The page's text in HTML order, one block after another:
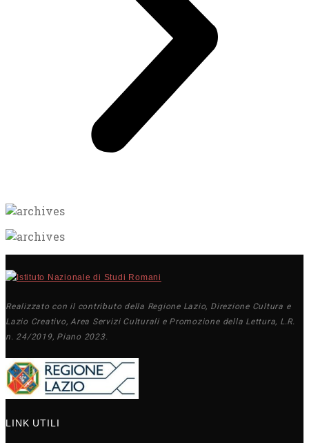
Realizzato con il contributo della Regione Lazio, Direzione Cultura e
Lazio Creativo, Area Servizi Culturali e Promozione della Lettura, L.R.
n. 24/2019, Piano 2023.
LINK UTILI